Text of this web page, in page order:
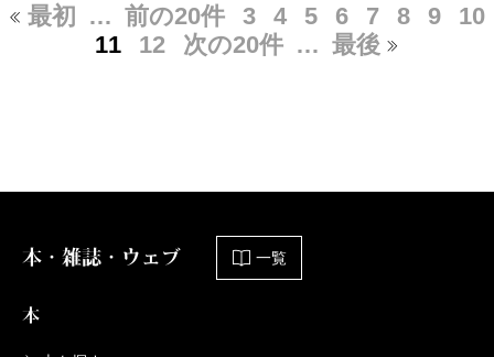
最初 … 前の20件 3 4 5 6 7 8 9
10
11
12 次の20件 … 最後
本・雑誌・ウェブ 一覧
本